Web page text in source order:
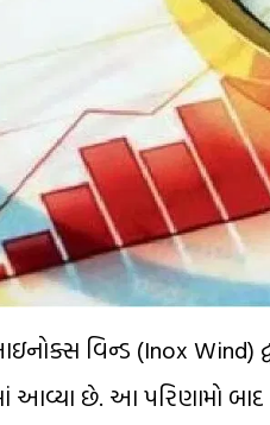
વિન્ડ (Inox Wind)
આવ્યા છે. આ પરિણામો